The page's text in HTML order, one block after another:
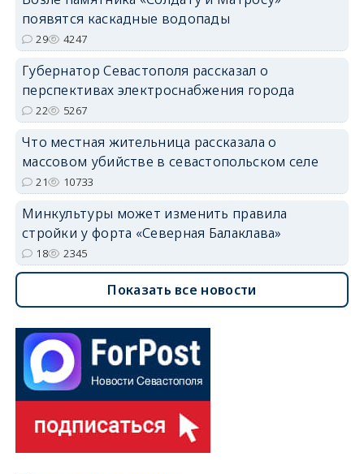
появятся каскадные водопады
29 4247
Губернатор Севастополя рассказал о
перспективах электроснабжения города
22 5267
Что местная жительница рассказала о
массовом убийстве в севастопольском селе
21 10733
Минкультуры может изменить правила
стройки у форта «Северная Балаклава»
18 2345
Показать все новости